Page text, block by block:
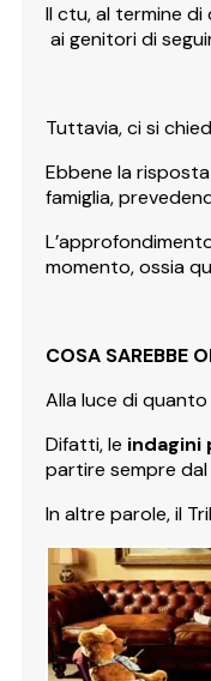
Il ctu, al termine
ai genitori di
Tuttavia, ci si
Ebbene la
famiglia,
momento, ossia
COSA SAREBBE
Alla luce di
Difatti, le indagini
partire sempre dal
In altre parole, il